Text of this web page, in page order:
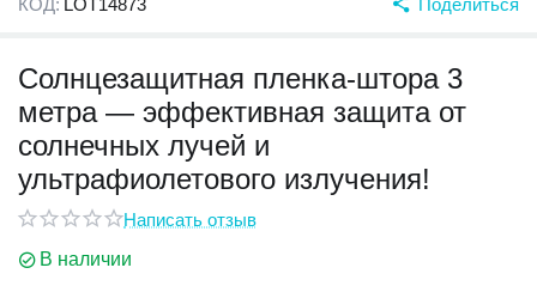
Солнцезащитная пленка-штора 3
метра — эффективная защита от
солнечных лучей и
ультрафиолетового излучения!
Написать отзыв
В наличии